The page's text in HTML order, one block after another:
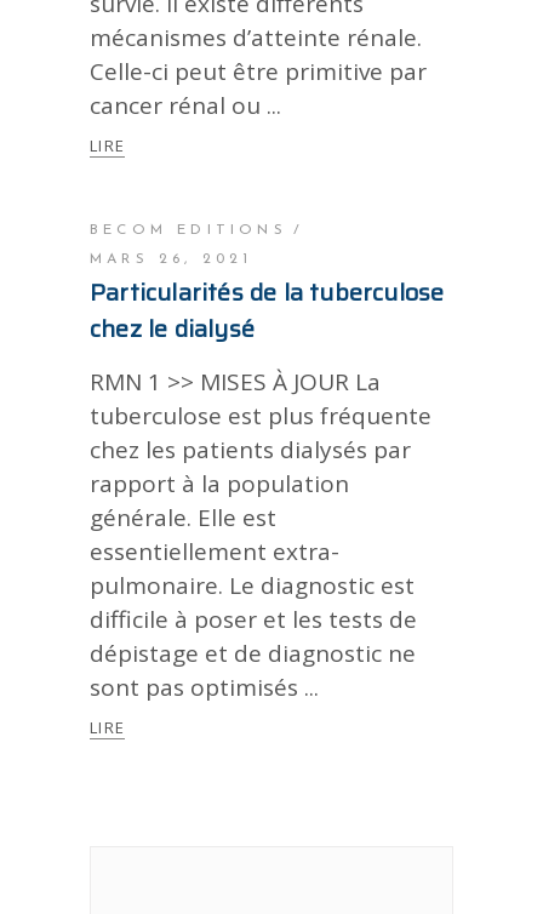
mécanismes d’atteinte rénale.
Celle-ci peut être primitive par
cancer rénal ou
LIRE
BECOM EDITIONS
MARS 26, 2021
Particularités de la tuberculose
chez le dialysé
RMN 1 >> MISES À JOUR La
tuberculose est plus fréquente
chez les patients dialysés par
rapport à la population
générale. Elle est
essentiellement extra-
pulmonaire. Le diagnostic est
difficile à poser et les tests de
dépistage et de diagnostic ne
sont pas optimisés
LIRE